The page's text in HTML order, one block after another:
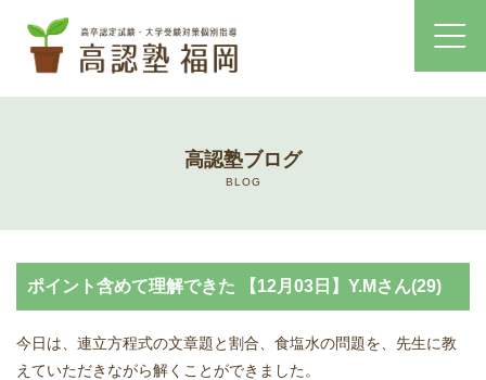
高認塾のご案内
講師紹介
高認塾ブログ
BLOG
ポイント含めて理解できた 【12月03日】Y.Mさん(29)
今日は、連立方程式の文章題と割合、食塩水の問題を、先生に教
えていただきながら解くことができました。